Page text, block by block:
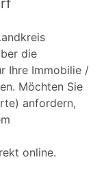
die
Ihre Immobilie /
Möchten Sie
anfordern,
online.